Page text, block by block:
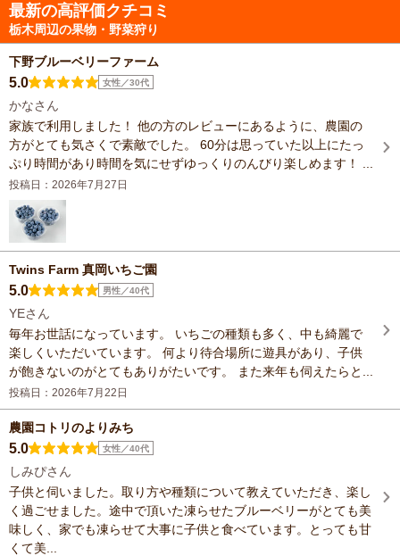
最新の高評価クチコミ
栃木周辺の果物・野菜狩り
下野ブルーベリーファーム
5.0 女性／30代
かなさん
家族で利用しました！ 他の方のレビューにあるように、農園の
方がとても気さくで素敵でした。 60分は思っていた以上にたっ
ぷり時間があり時間を気にせずゆっくりのんびり楽しめます！ ...
投稿日：2026年7月27日
Twins Farm 真岡いちご園
5.0 男性／40代
YEさん
毎年お世話になっています。 いちごの種類も多く、中も綺麗で
楽しくいただいています。 何より待合場所に遊具があり、子供
が飽きないのがとてもありがたいです。 また来年も伺えたらと...
投稿日：2026年7月22日
農園コトリのよりみち
5.0 女性／40代
しみぴさん
子供と伺いました。取り方や種類について教えていただき、楽し
く過ごせました。途中で頂いた凍らせたブルーベリーがとても美
味しく、家でも凍らせて大事に子供と食べています。とっても甘
くて美...